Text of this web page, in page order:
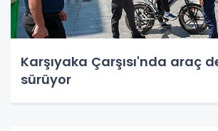
Karşıyaka Çarşısı'nda araç
sürüyor